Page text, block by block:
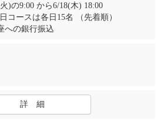
)の9:00 から6/18(木) 18:00
コースは各日15名 （先着順）
への銀行振込
詳 細